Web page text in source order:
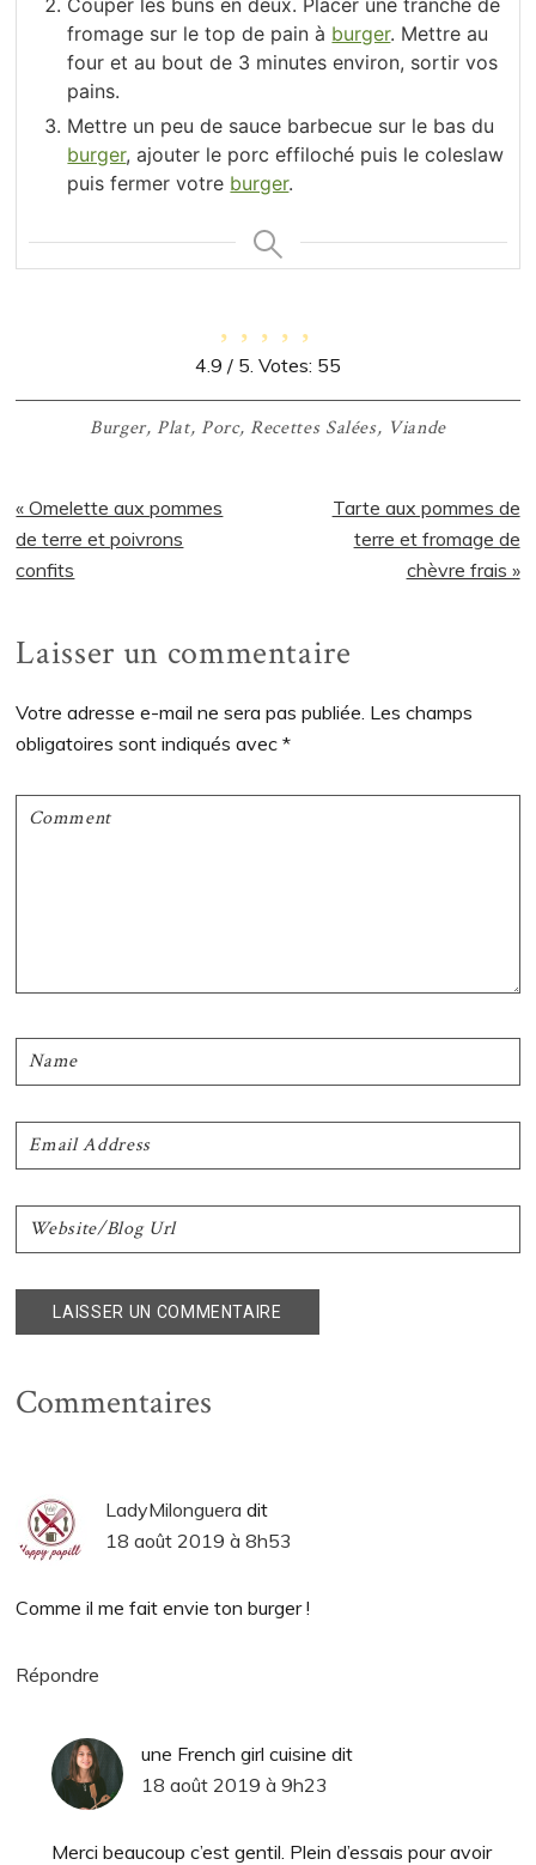
Couper les buns en deux. Placer une tranche de
fromage sur le top de pain à burger. Mettre au
four et au bout de 3 minutes environ, sortir vos
pains.
Mettre un peu de sauce barbecue sur le bas du
burger, ajouter le porc effiloché puis le coleslaw
puis fermer votre burger.
4.9 / 5. Votes: 55
Burger, Plat, Porc,Recettes Salées, Viande
Article
précédent
:
« Omelette aux pommes
de terre et poivrons
confits
Article
suivant
Tarte aux pommes de
terre et fromage de
chèvre frais »
Interactions
du
lecteur
Laisser un commentaire
Votre adresse e-mail ne sera pas publiée. Les champs
obligatoires sont indiqués avec*
Commentaires
LadyMilonguera dit
18 août 2019 à 8h53
Comme il me fait envie ton burger !
Répondre
une French girl cuisine dit
18 août 2019 à 9h23
Merci beaucoup c’est gentil. Plein d’essais pour avoir